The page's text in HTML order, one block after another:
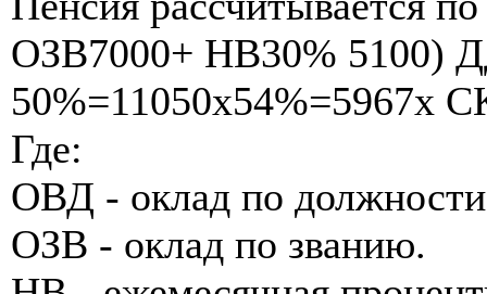
ОЗВ7000+ НВ30% 5100)
50%=11050x54%=5967x
Где:
ОВД - оклад по
ОЗВ - оклад по званию.